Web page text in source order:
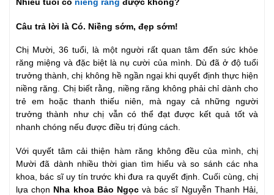
Câu trả lời là Có. Niềng sớm, đẹp sớm!
Chị Mười, 36 tuổi, là một người rất quan tâm đến sức khỏe
răng miệng và đặc biệt là nụ cười của mình. Dù đã ở độ tuổi
trưởng thành, chị không hề ngần ngại khi quyết định thực hiện
niềng răng. Chị biết rằng, niềng răng không phải chỉ dành cho
trẻ em hoặc thanh thiếu niên, mà ngay cả những người
trưởng thành như chị vẫn có thể đạt được kết quả tốt và
nhanh chóng nếu được điều trị đúng cách.
Với quyết tâm cải thiện hàm răng không đều của mình, chị
Mười đã dành nhiều thời gian tìm hiểu và so sánh các nha
khoa, bác sĩ uy tín trước khi đưa ra quyết định. Cuối cùng, chị
lựa chọn Nha khoa Bảo Ngọcvà bác sĩ Nguyễn Thanh Hải,